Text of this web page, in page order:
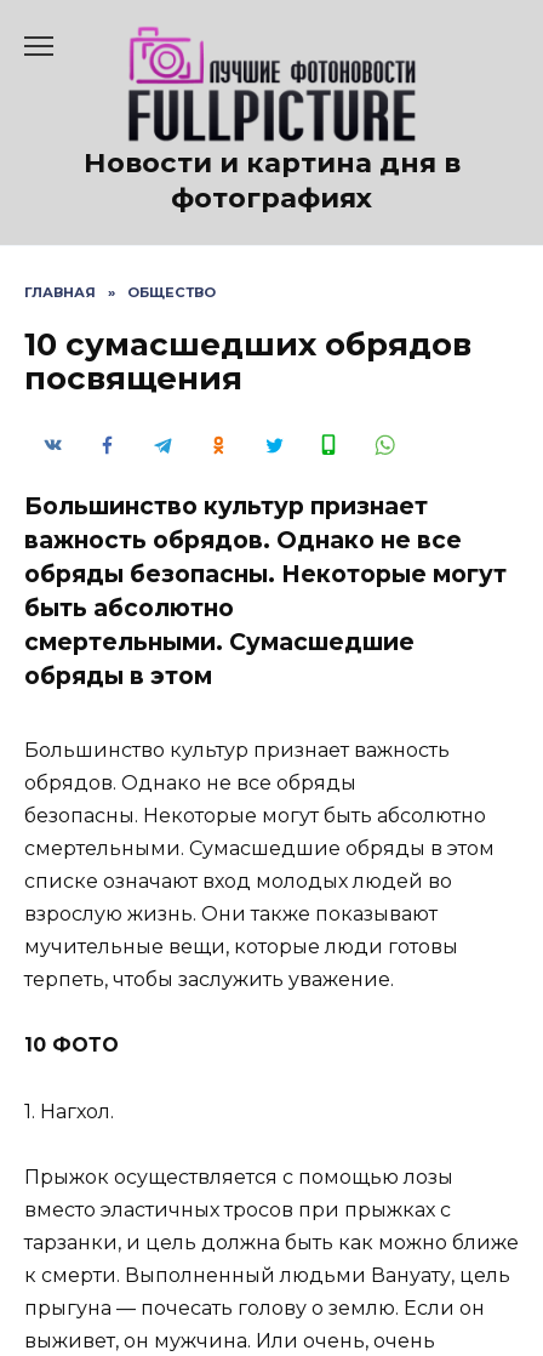
содержанию
Новости и картина дня в
фотографиях
ГЛАВНАЯ » ОБЩЕСТВО
10 сумасшедших обрядов
посвящения
Большинство культур признает
важность обрядов. Однако не все
обряды безопасны. Некоторые могут
быть абсолютно
смертельными. Сумасшедшие
обряды в этом
Большинство культур признает важность
обрядов. Однако не все обряды
безопасны. Некоторые могут быть абсолютно
смертельными. Сумасшедшие обряды в этом
списке означают вход молодых людей во
взрослую жизнь. Они также показывают
мучительные вещи, которые люди готовы
терпеть, чтобы заслужить уважение.
10 ФОТО
1. Нагхол.
Прыжок осуществляется с помощью лозы
вместо эластичных тросов при прыжках с
тарзанки, и цель должна быть как можно ближе
к смерти. Выполненный людьми Вануату, цель
прыгуна — почесать голову о землю. Если он
выживет, он мужчина. Или очень, очень